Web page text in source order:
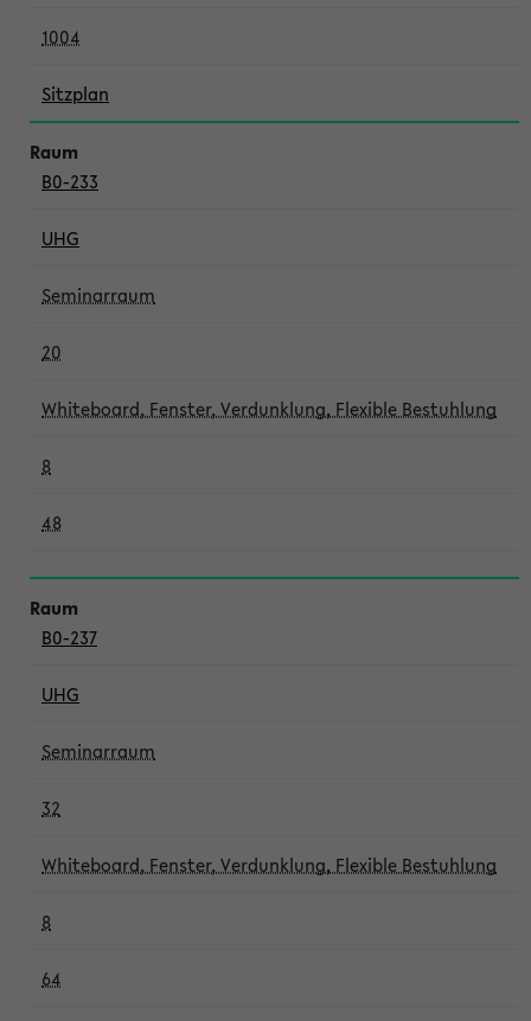
1004
Sitzplan
B0-233
UHG
Seminarraum
20
Whiteboard, Fenster, Verdunklung, Flexible Bestuhlung
8
48
B0-237
UHG
Seminarraum
32
Whiteboard, Fenster, Verdunklung, Flexible Bestuhlung
8
64